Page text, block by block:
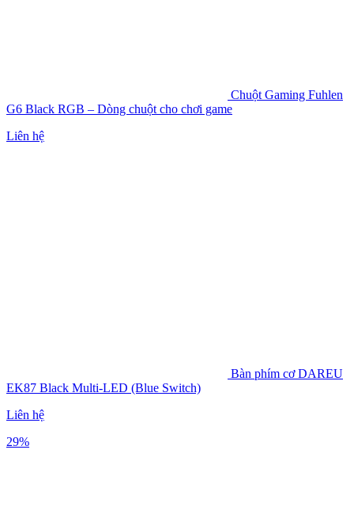
Chuột Gaming Fuhlen
G6 Black RGB – Dòng chuột cho chơi game
Liên hệ
Bàn phím cơ DAREU
EK87 Black Multi-LED (Blue Switch)
Liên hệ
29%